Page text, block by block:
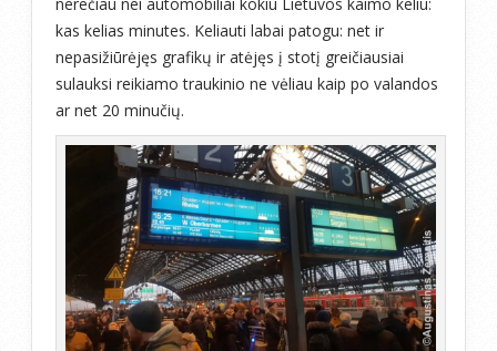
kas kelias minutes. Keliauti labai patogu: net ir
nepasižiūrėjęs grafikų ir atėjęs į stotį greičiausiai
sulauksi reikiamo traukinio ne vėliau kaip po valandos
ar net 20 minučių.